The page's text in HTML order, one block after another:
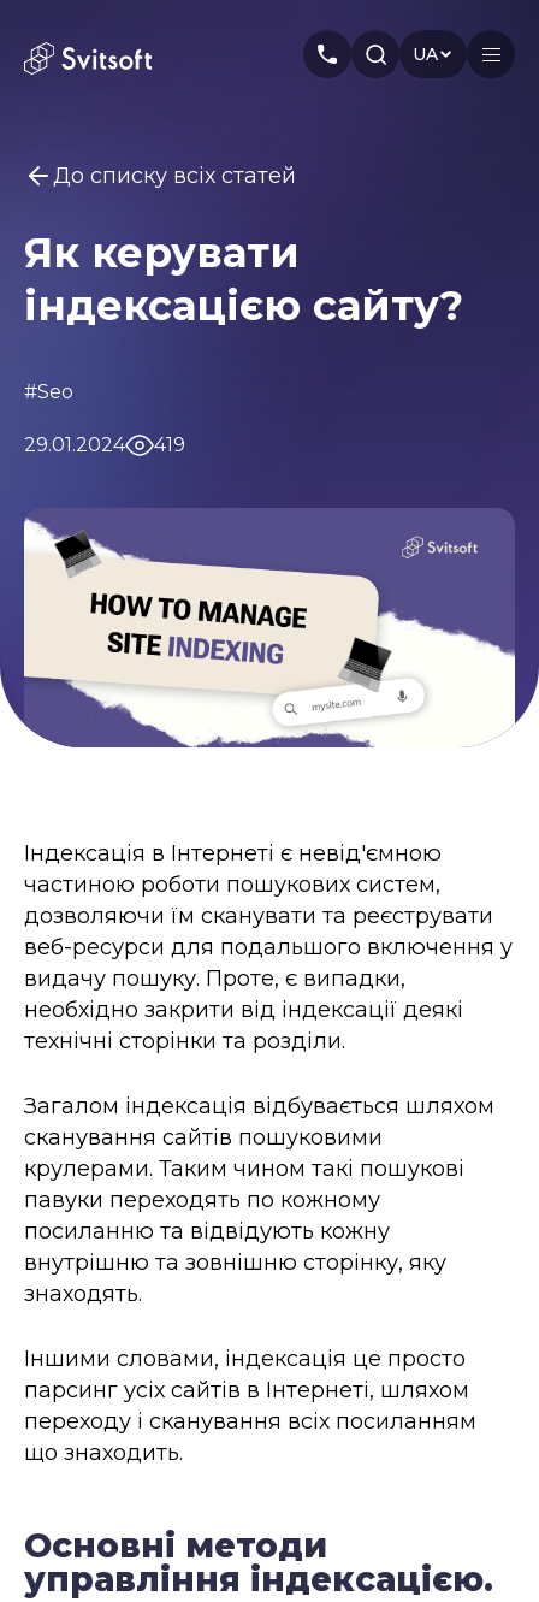
UA
Вам може бути цікаво
Marketing Meta Ads Web-dev
PPC
Умови використання
Політика приватності
©2026 Svitsoft Digital Transformation
Головна
Послуги
Індустрія
Автори
Контакти
Карʼєра
Умови використання
Політика приватності
©2026 Svitsoft Digital Transformation
До списку всіх статей
Як керувати
індексацією сайту?
#Seo
29.01.2024 419
Індексація в Інтернеті є невід'ємною
частиною роботи пошукових систем,
дозволяючи їм сканувати та реєструвати
веб-ресурси для подальшого включення у
видачу пошуку. Проте, є випадки,
необхідно закрити від індексації деякі
технічні сторінки та розділи.
Загалом індексація відбувається шляхом
сканування сайтів пошуковими
крулерами. Таким чином такі пошукові
павуки переходять по кожному
посиланню та відвідують кожну
внутрішню та зовнішню сторінку, яку
знаходять.
Іншими словами, індексація це просто
парсинг усіх сайтів в Інтернеті, шляхом
переходу і сканування всіх посиланням
що знаходить.
Основні методи
управління індексацією.